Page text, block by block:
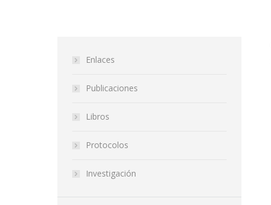
Enlaces
Publicaciones
Libros
Protocolos
Investigación